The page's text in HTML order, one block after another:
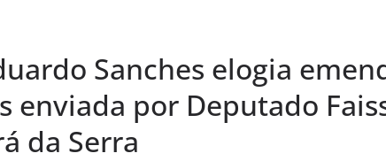
Sanches elogia
enviada por Deputado
da Serra